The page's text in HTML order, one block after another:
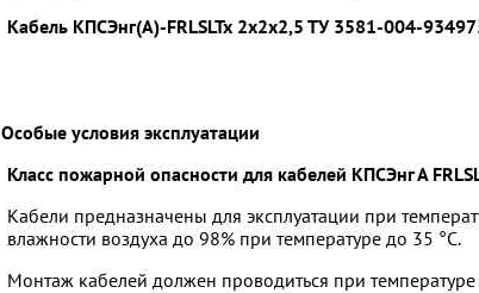
Кабель КПСЭнг(А)-FRLSLTx 2х2х2,5 ТУ 3581-004-
Особые условия эксплуатации
Класс пожарной опасности для кабелей КПСЭнг А
Кабели предназначены для эксплуатации при
влажности воздуха до 98% при температуре до 35 °С.
Монтаж кабелей должен проводиться при